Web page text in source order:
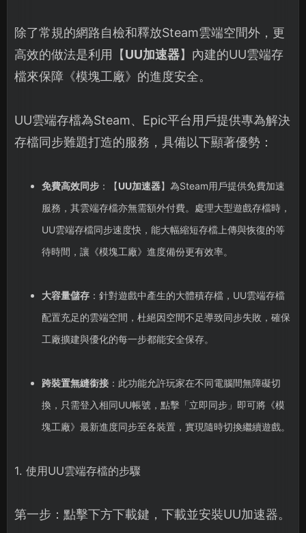
除了常規的網路自檢和釋放Steam雲端空間外，更
高效的做法是利用【UU加速器】內建的UU雲端存
檔來保障《模塊工廠》的進度安全。
UU雲端存檔為Steam、Epic平台用戶提供專為解決
存檔同步難題打造的服務，具備以下顯著優勢：
免費高效同步：【UU加速器】為Steam用戶提供免費加速
服務，其雲端存檔亦無需額外付費。處理大型遊戲存檔時，
UU雲端存檔同步速度快，能大幅縮短存檔上傳與恢復的等
待時間，讓《模塊工廠》進度備份更有效率。
大容量儲存：針對遊戲中產生的大體積存檔，UU雲端存檔
配置充足的雲端空間，杜絕因空間不足導致同步失敗，確保
工廠擴建與優化的每一步都能安全保存。
跨裝置無縫銜接：此功能允許玩家在不同電腦間無障礙切
換，只需登入相同UU帳號，點擊「立即同步」即可將《模
塊工廠》最新進度同步至各裝置，實現隨時切換繼續遊戲。
1. 使用UU雲端存檔的步驟
第一步：點擊下方下載鍵，下載並安裝UU加速器。